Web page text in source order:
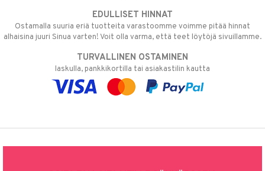
EDULLISET HINNAT
Ostamalla suuria eriä tuotteita varastoomme voimme pitää hinnat
alhaisina juuri Sinua varten! Voit olla varma, että teet löytöjä sivuillamme.
TURVALLINEN OSTAMINEN
laskulla, pankkikortilla tai asiakastilin kautta